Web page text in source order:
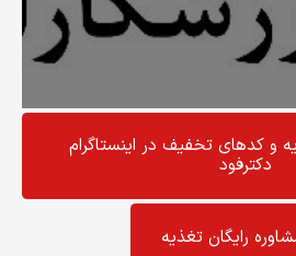
و کد‌های تخفیف در اینستاگرام
دکترفود
رایگان تغذیه